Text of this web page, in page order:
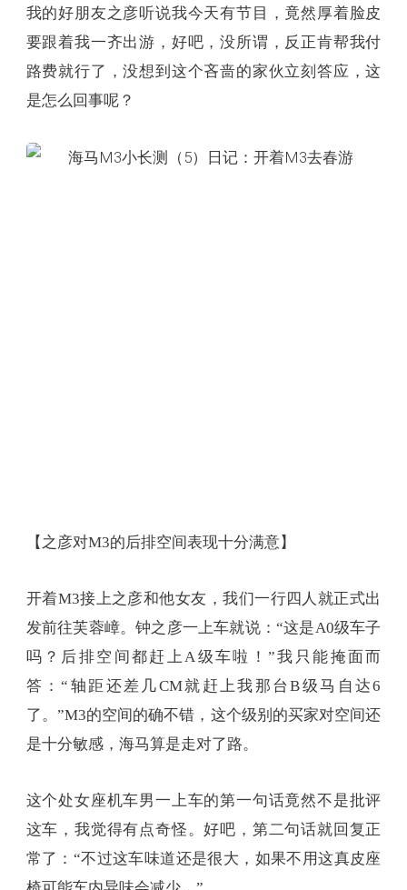
我的好朋友之彦听说我今天有节目，竟然厚着脸皮
要跟着我一齐出游，好吧，没所谓，反正肯帮我付
路费就行了，没想到这个吝啬的家伙立刻答应，这
是怎么回事呢？
【之彦对M3的后排空间表现十分满意】
开着M3接上之彦和他女友，我们一行四人就正式出
发前往芙蓉嶂。钟之彦一上车就说：“这是A0级车子
吗？后排空间都赶上A级车啦！”我只能掩面而
答：“轴距还差几CM就赶上我那台B级马自达6
了。”M3的空间的确不错，这个级别的买家对空间还
是十分敏感，海马算是走对了路。
这个处女座机车男一上车的第一句话竟然不是批评
这车，我觉得有点奇怪。好吧，第二句话就回复正
常了：“不过这车味道还是很大，如果不用这真皮座